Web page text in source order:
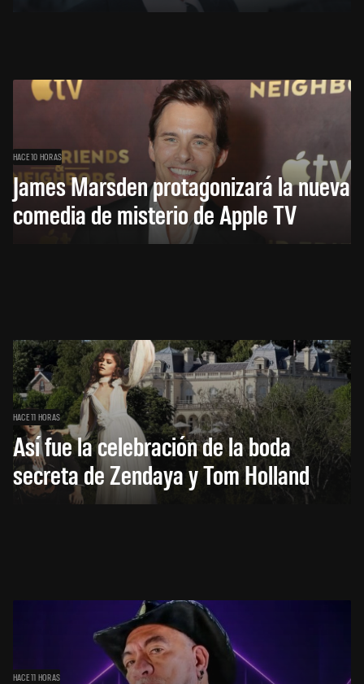
HACE 10 HORAS
James Marsden protagonizará la nueva
comedia de misterio de Apple TV
HACE 11 HORAS
Así fue la celebración de la boda
secreta de Zendaya y Tom Holland
HACE 11 HORAS